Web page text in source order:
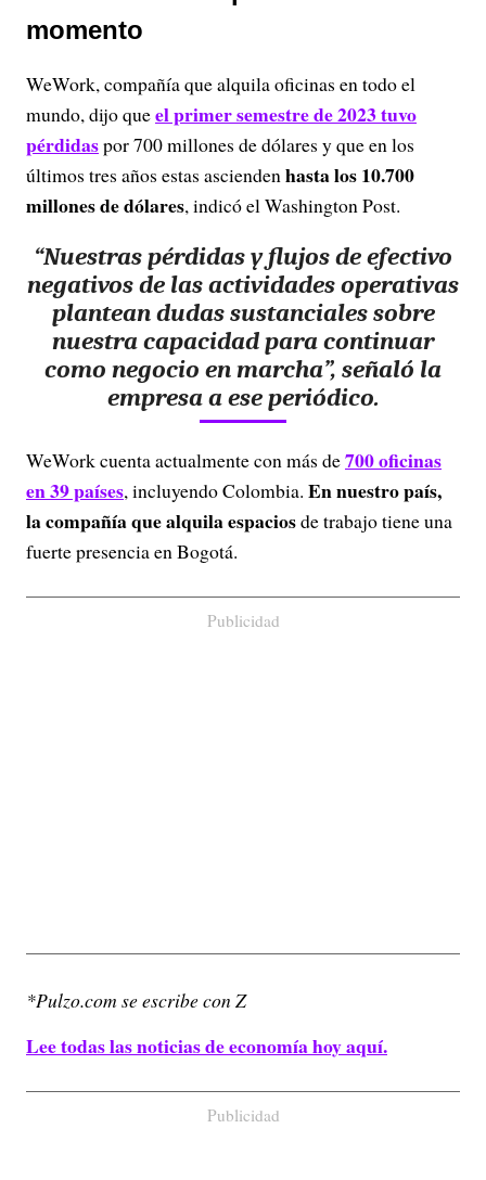
momento
WeWork, compañía que alquila oficinas en todo el
mundo, dijo queel primer semestre de 2023 tuvo
pérdidaspor 700 millones de dólares y que en los
últimos tres años estas asciendenhasta los 10.700
millones de dólares, indicó el Washington Post.
“Nuestras pérdidas y flujos de efectivo
negativos de las actividades operativas
plantean dudas sustanciales sobre
nuestra capacidad para continuar
como negocio en marcha”, señaló la
empresa a ese periódico.
WeWork cuenta actualmente con más de700 oficinas
en 39 países, incluyendo Colombia. En nuestro país,
la compañía que alquila espaciosde trabajo tiene una
fuerte presencia en Bogotá.
Publicidad
*Pulzo.com se escribe con Z
Lee todas las noticias de economía hoy aquí.
Publicidad